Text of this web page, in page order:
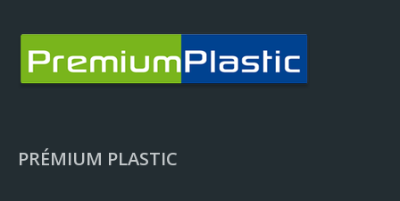
PRÉMIUM PLASTIC